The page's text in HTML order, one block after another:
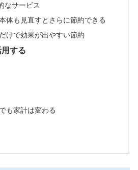
なサービス
体も見直すとさらに節約できる
けで効果が出やすい節約
する
も家計は変わる